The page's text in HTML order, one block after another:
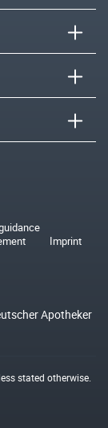
Imprint
Apotheker
stated otherwise.